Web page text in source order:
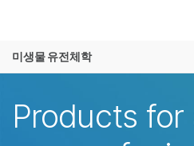
솔루션
미생물 유전체학
Products
보다 관련성이 높은 콘텐
있습니다. 주요 관심 분야
암 연구
미생물학 연구
농업유전체학 연구